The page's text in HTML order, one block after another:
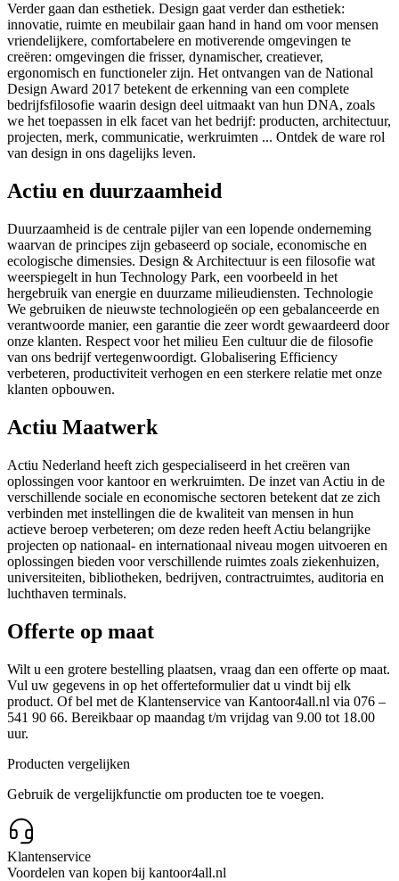
Verder gaan dan esthetiek. Design gaat verder dan esthetiek:
innovatie, ruimte en meubilair gaan hand in hand om voor mensen
vriendelijkere, comfortabelere en motiverende omgevingen te
creëren: omgevingen die frisser, dynamischer, creatiever,
ergonomisch en functioneler zijn. Het ontvangen van de National
Design Award 2017 betekent de erkenning van een complete
bedrijfsfilosofie waarin design deel uitmaakt van hun DNA, zoals
we het toepassen in elk facet van het bedrijf: producten, architectuur,
projecten, merk, communicatie, werkruimten ... Ontdek de ware rol
van design in ons dagelijks leven.
Actiu en duurzaamheid
Duurzaamheid is de centrale pijler van een lopende onderneming
waarvan de principes zijn gebaseerd op sociale, economische en
ecologische dimensies. Design & Architectuur is een filosofie wat
weerspiegelt in hun Technology Park, een voorbeeld in het
hergebruik van energie en duurzame milieudiensten. Technologie
We gebruiken de nieuwste technologieën op een gebalanceerde en
verantwoorde manier, een garantie die zeer wordt gewaardeerd door
onze klanten. Respect voor het milieu Een cultuur die de filosofie
van ons bedrijf vertegenwoordigt. Globalisering Efficiency
verbeteren, productiviteit verhogen en een sterkere relatie met onze
klanten opbouwen.
Actiu Maatwerk
Actiu Nederland heeft zich gespecialiseerd in het creëren van
oplossingen voor kantoor en werkruimten. De inzet van Actiu in de
verschillende sociale en economische sectoren betekent dat ze zich
verbinden met instellingen die de kwaliteit van mensen in hun
actieve beroep verbeteren; om deze reden heeft Actiu belangrijke
projecten op nationaal- en internationaal niveau mogen uitvoeren en
oplossingen bieden voor verschillende ruimtes zoals ziekenhuizen,
universiteiten, bibliotheken, bedrijven, contractruimtes, auditoria en
luchthaven terminals.
Offerte op maat
Wilt u een grotere bestelling plaatsen, vraag dan een offerte op maat.
Vul uw gegevens in op het offerteformulier dat u vindt bij elk
product. Of bel met de Klantenservice van Kantoor4all.nl via 076 –
541 90 66. Bereikbaar op maandag t/m vrijdag van 9.00 tot 18.00
uur.
Producten vergelijken
Gebruik de vergelijkfunctie om producten toe te voegen.
Klantenservice
Voordelen van kopen bij kantoor4all.nl